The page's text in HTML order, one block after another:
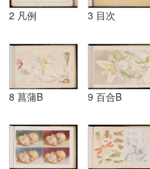
2 凡例 3 目次
8 菖蒲B 9 百合B